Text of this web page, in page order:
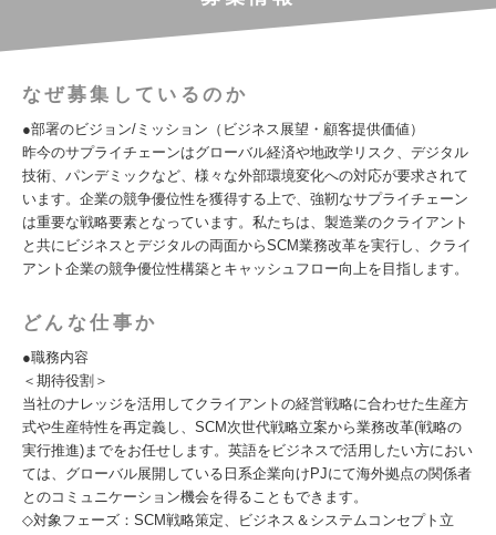
なぜ募集しているのか
●部署のビジョン/ミッション（ビジネス展望・顧客提供価値）
昨今のサプライチェーンはグローバル経済や地政学リスク、デジタル
技術、パンデミックなど、様々な外部環境変化への対応が要求されて
います。企業の競争優位性を獲得する上で、強靭なサプライチェーン
は重要な戦略要素となっています。私たちは、製造業のクライアント
と共にビジネスとデジタルの両面からSCM業務改革を実行し、クライ
アント企業の競争優位性構築とキャッシュフロー向上を目指します。
どんな仕事か
●職務内容
＜期待役割＞
当社のナレッジを活用してクライアントの経営戦略に合わせた生産方
式や生産特性を再定義し、SCM次世代戦略立案から業務改革(戦略の
実行推進)までをお任せします。英語をビジネスで活用したい方におい
ては、グローバル展開している日系企業向けPJにて海外拠点の関係者
とのコミュニケーション機会を得ることもできます。
◇対象フェーズ：SCM戦略策定、ビジネス＆システムコンセプト立